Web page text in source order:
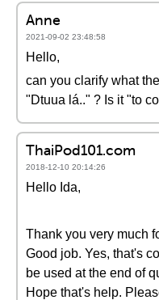
Anne
2021-09-02 23:48:58
Hello,
can you clarify what
"Dtuua lá.." ? Is it "to
ThaiPod101.com
2018-12-10 20:14:26
Hello Ida,
Thank you very much
Good job. Yes, that's
be used at the end of
Hope that's help.